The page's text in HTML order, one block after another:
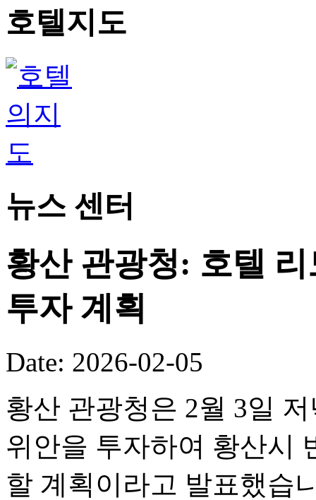
호텔지도
뉴스 센터
황산 관광청: 호텔
투자 계획
Date: 2026-02-05
황산 관광청은 2월 3일
위안을 투자하여 황산시
할 계획이라고 발표했습